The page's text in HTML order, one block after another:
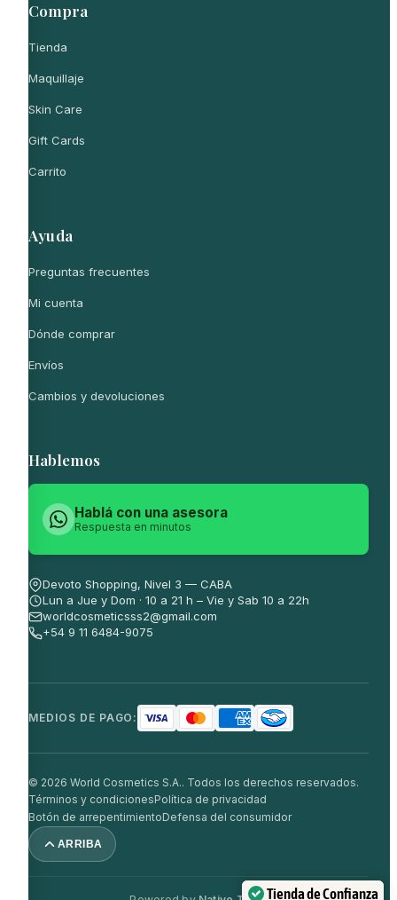
Compra
Tienda
Maquillaje
Skin Care
Gift Cards
Carrito
Ayuda
Preguntas frecuentes
Mi cuenta
Dónde comprar
Envíos
Cambios y devoluciones
Hablemos
Hablá con una asesora
Respuesta en minutos
Devoto Shopping, Nivel 3 — CABA
Lun a Jue y Dom · 10 a 21 h – Vie y Sab 10 a 22h
worldcosmeticsss2@gmail.com
+54 9 11 6484-9075
MEDIOS DE PAGO:
© 2026 World Cosmetics S.A.. Todos los derechos reservados.
Términos y condicionesPolítica de privacidad
Botón de arrepentimientoDefensa del consumidor
ARRIBA
Tienda de Confianza